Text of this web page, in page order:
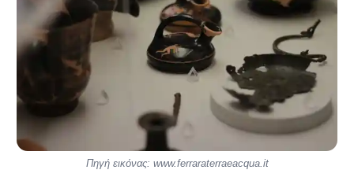
Πηγή εικόνας: www.ferraraterraeacqua.it